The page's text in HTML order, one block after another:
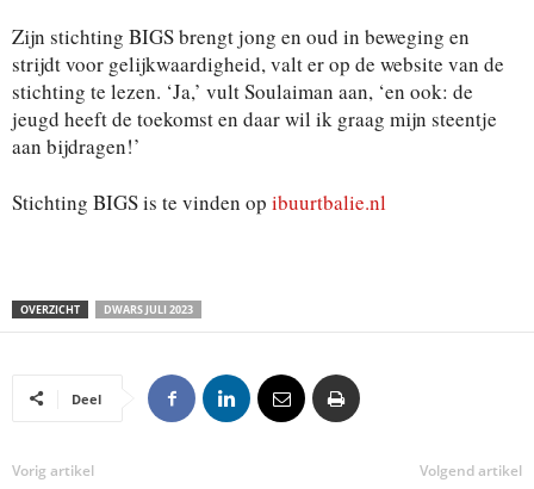
Zijn stichting BIGS brengt jong en oud in beweging en
strijdt voor gelijkwaardigheid, valt er op de website van de
stichting te lezen. ‘Ja,’ vult Soulaiman aan, ‘en ook: de
jeugd heeft de toekomst en daar wil ik graag mijn steentje
aan bijdragen!’
Stichting BIGS is te vinden op ibuurtbalie.nl
OVERZICHT DWARS JULI 2023
Deel
Vorig artikel Volgend artikel